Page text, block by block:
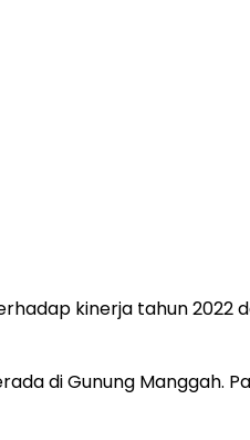
kinerja tahun
di Gunung Manggah.